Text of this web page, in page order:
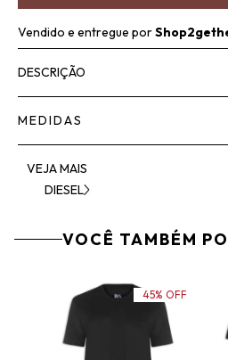
Vendido e entregue por
DESCRIÇÃO
MEDIDAS
VEJA MAIS
DIESEL
VOCÊ TAMBÉM
45% OFF